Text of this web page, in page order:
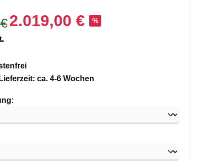
2.019,00 € %
ca. 4-6 Wochen
auswählen